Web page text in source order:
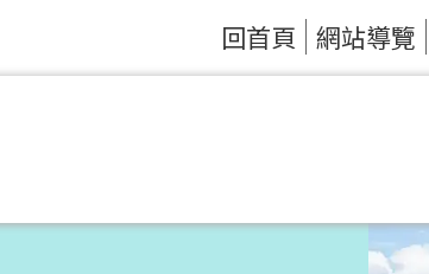
回首頁 網站導覽